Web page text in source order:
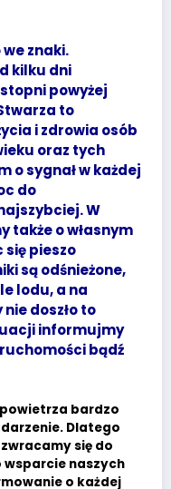
znaki.
kilku dni
powyżej
to
i zdrowia osób
oraz tych
o sygnał w każdej
do
W
także o własnym
pieszo
są odśnieżone,
lodu, a na
doszło to
informujmy
bądź
bardzo
Dlatego
się do
wsparcie naszych
o każdej